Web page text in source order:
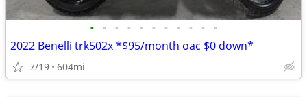
• • • • • • • • • • •
2022 Benelli trk502x *$95/month oac $0 down*
7/19 604mi